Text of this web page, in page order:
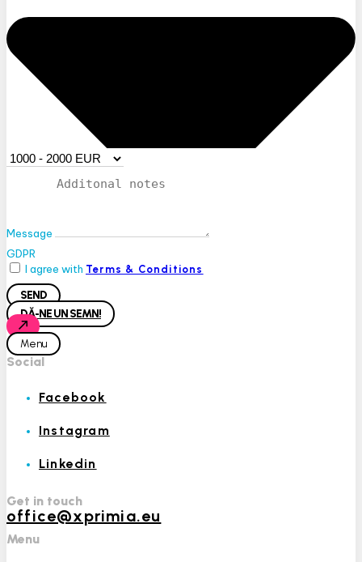
Message
GDPR
I agree with Terms & Conditions
SEND
DĂ-NE UN SEMN!
Menu
Social
Facebook
Instagram
Linkedin
Get in touch
office@xprimia.eu
Menu